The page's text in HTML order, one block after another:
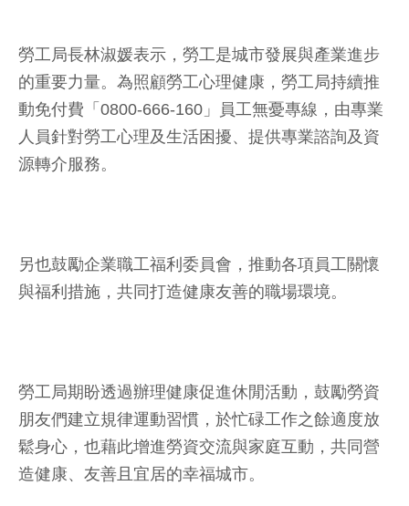
勞工局長林淑媛表示，勞工是城市發展與產業進步
的重要力量。為照顧勞工心理健康，勞工局持續推
動免付費「0800-666-160」員工無憂專線，由專業
人員針對勞工心理及生活困擾、提供專業諮詢及資
源轉介服務。
另也鼓勵企業職工福利委員會，推動各項員工關懷
與福利措施，共同打造健康友善的職場環境。
勞工局期盼透過辦理健康促進休閒活動，鼓勵勞資
朋友們建立規律運動習慣，於忙碌工作之餘適度放
鬆身心，也藉此增進勞資交流與家庭互動，共同營
造健康、友善且宜居的幸福城市。